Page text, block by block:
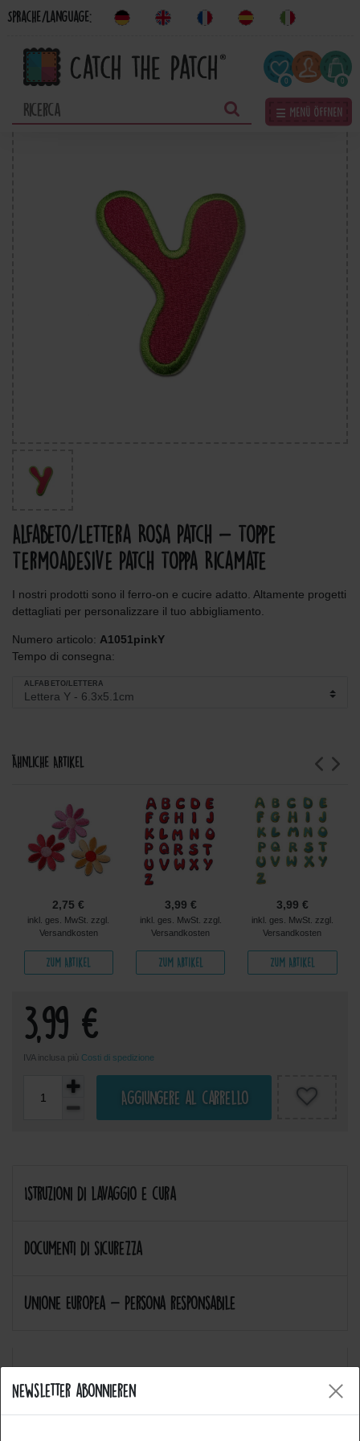
Newsletter abonnieren
Sprache/Language:
0
☰ Menü öffnen
Alfabeto/Lettera Rosa Patch - Toppe
Termoadesive Patch Toppa Ricamate
I nostri prodotti sono il ferro-on e cucire adatto. Altamente progetti
dettagliati per personalizzare il tuo abbigliamento.
Numero articolo: A1051pinkY
Tempo di consegna:
ALFABETO/LETTERA
Ähnliche Artikel
2,75 €
inkl. ges. MwSt. zzgl.
Versandkosten
Zum Artikel
3,99 €
inkl. ges. MwSt. zzgl.
Versandkosten
Zum Artikel
3,99 €
inkl. ges. MwSt. zzgl.
Versandkosten
Zum Artikel
3,99 €
IVA inclusa più Costi di spedizione
Aggiungere al carrello
Istruzioni di lavaggio e cura
Documenti di sicurezza
Unione Europea - Persona responsabile
Allgemeine Fragen